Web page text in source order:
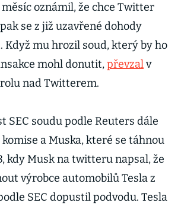
oznámil, že chce Twitter
se z již uzavřené dohody
Když mu hrozil soud, který by ho
mohl donutit,převzalv
nad Twitterem.
SEC soudu podle Reuters dále
a Muska, které se táhnou
kdy Musk na twitteru napsal, že
výrobce automobilů Tesla z
SEC dopustil podvodu. Tesla